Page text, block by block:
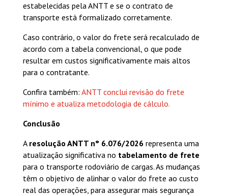
estabelecidas pela ANTT e se o contrato de
transporte está formalizado corretamente.
Caso contrário, o valor do frete será recalculado de
acordo com a tabela convencional, o que pode
resultar em custos significativamente mais altos
para o contratante.
Confira também: ANTT conclui revisão do frete
mínimo e atualiza metodologia de cálculo.
Conclusão
A resolução ANTT n° 6.076/2026representa uma
atualização significativa no tabelamento de frete
para o transporte rodoviário de cargas. As mudanças
têm o objetivo de alinhar o valor do frete ao custo
real das operações, para assegurar mais segurança